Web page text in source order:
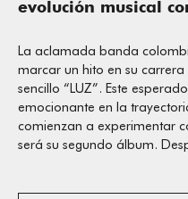
evolución musical
La aclamada banda
marcar un hito en su
sencillo “LUZ”. Este
emocionante en la
comienzan a experimentar
será su segundo álbum.